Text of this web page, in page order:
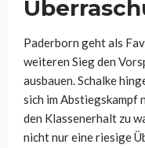
Paderborn geht als
weiteren Sieg den
ausbauen. Schalke
sich im Abstiegskampf
den Klassenerhalt zu
nicht nur eine riesige